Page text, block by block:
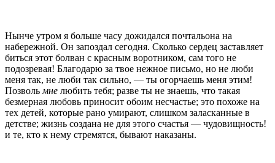
Нынче утром я больше часу дожидался почтальона на
набережной. Он запоздал сегодня. Сколько сердец заставляет
биться этот болван с красным воротником, сам того не
подозревая! Благодарю за твое нежное письмо, но не люби
меня так, не люби так сильно, — ты огорчаешь меня этим!
Позволь мне любить тебя; разве ты не знаешь, что такая
безмерная любовь приносит обоим несчастье; это похоже на
тех детей, которые рано умирают, слишком заласканные в
детстве; жизнь создана не для этого счастья — чудовищность!
и те, кто к нему стремятся, бывают наказаны.